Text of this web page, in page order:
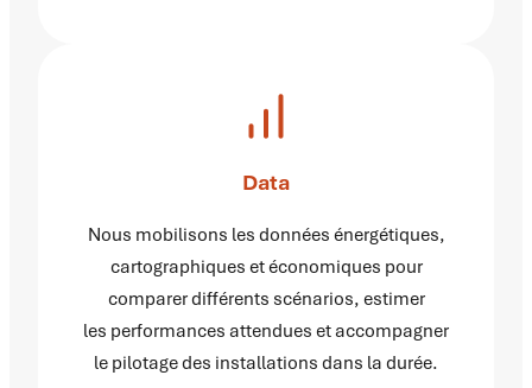
Data
Nous mobilisons les données énergétiques,
cartographiques et économiques pour
comparer différents scénarios, estimer
les performances attendues et accompagner
le pilotage des installations dans la durée.